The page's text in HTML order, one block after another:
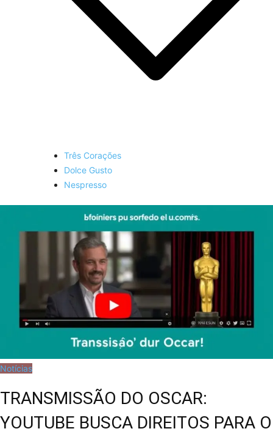
Três Corações
Dolce Gusto
Nespresso
Notícias
TRANSMISSÃO DO OSCAR:
YOUTUBE BUSCA DIREITOS PARA O